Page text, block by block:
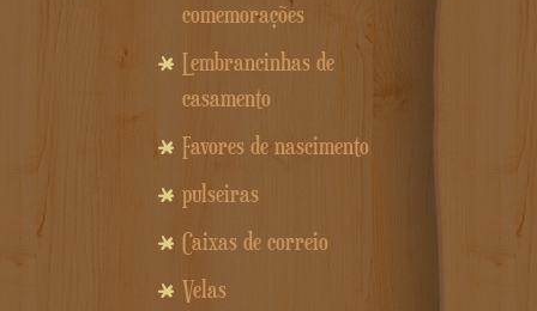
comemorações
Lembrancinhas de
casamento
Favores de nascimento
pulseiras
Caixas de correio
Velas